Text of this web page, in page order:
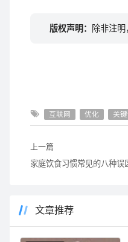
版权声明： 除非注
互联网 优化 关
上一篇
家庭饮食习惯常见的八种误
文章推荐